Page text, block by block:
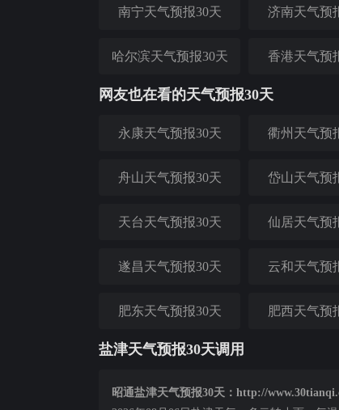
南宁天气预报30天 济南天气预
哈尔滨天气预报30天 香港天气预
网友也在看的天气预报30天
永康天气预报30天 衢州天气预
舟山天气预报30天 岱山天气预
天台天气预报30天 仙居天气预
遂昌天气预报30天 云和天气预
肥东天气预报30天 肥西天气预
盐津天气预报30天调用
昭通盐津天气预报30天：http://